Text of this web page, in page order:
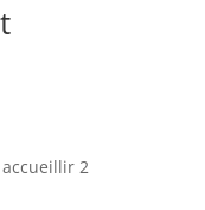
2